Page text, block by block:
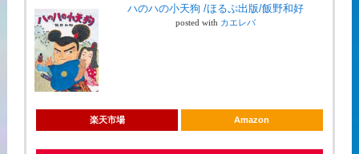
ハのハの小天狗 /ほるぷ出版/飯野和好
posted with カエレバ
楽天市場 Amazon